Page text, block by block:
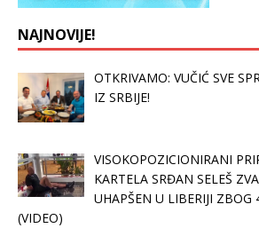
NAJNOVIJE!
OTKRIVAMO: VUČIĆ SVE
IZ SRBIJE!
VISOKOPOZICIONIRANI
KARTELA SRĐAN SELEŠ
UHAPŠEN U LIBERIJI ZBOG
(VIDEO)